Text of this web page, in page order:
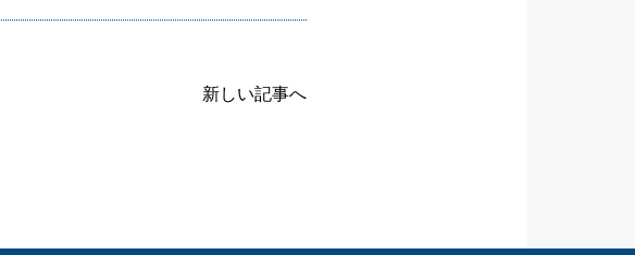
新しい記事へ